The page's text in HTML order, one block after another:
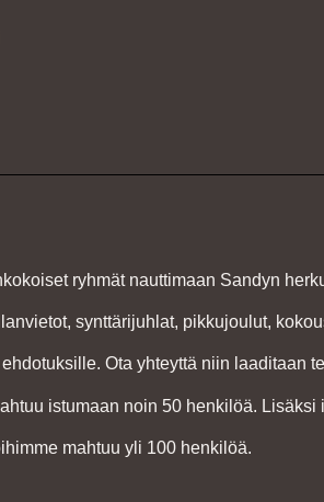
ryhmät nauttimaan Sandyn
synttärijuhlat, pikkujoulut,
Ota yhteyttä niin laaditaan
istumaan noin 50 henkilöä. Lisäksi
mahtuu yli 100 henkilöä.